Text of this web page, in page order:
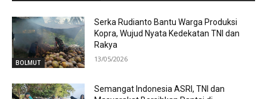
BOLMUT
Serka Rudianto Bantu Warga Produksi
Kopra, Wujud Nyata Kedekatan TNI dan
Rakya
13/05/2026
Semangat Indonesia ASRI, TNI dan